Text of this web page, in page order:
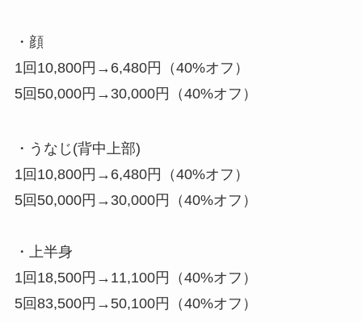
・顔
1回10,800円→6,480円（40%オフ）
5回50,000円→30,000円（40%オフ）
・うなじ(背中上部)
1回10,800円→6,480円（40%オフ）
5回50,000円→30,000円（40%オフ）
・上半身
1回18,500円→11,100円（40%オフ）
5回83,500円→50,100円（40%オフ）